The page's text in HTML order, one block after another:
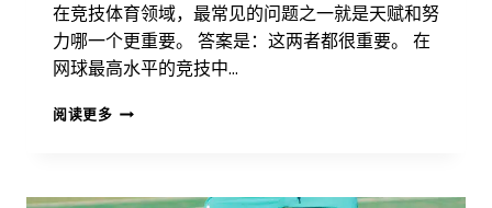
在竞技体育领域，最常见的问题之一就是天赋和努
力哪一个更重要。 答案是：这两者都很重要。 在
网球最高水平的竞技中…
阅读更多 天
业